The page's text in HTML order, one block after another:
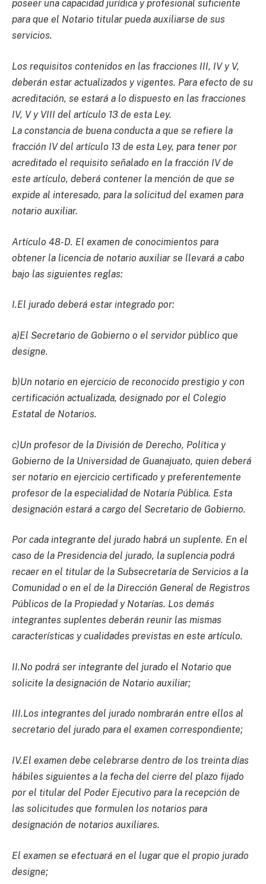
poseer una capacidad jurídica y profesional suficiente
para que el Notario titular pueda auxiliarse de sus
servicios.
Los requisitos contenidos en las fracciones III, IV y V,
deberán estar actualizados y vigentes. Para efecto de su
acreditación, se estará a lo dispuesto en las fracciones
IV, V y VIII del artículo 13 de esta Ley.
La constancia de buena conducta a que se refiere la
fracción IV del artículo 13 de esta Ley, para tener por
acreditado el requisito señalado en la fracción IV de
este artículo, deberá contener la mención de que se
expide al interesado, para la solicitud del examen para
notario auxiliar.
Artículo 48-D. El examen de conocimientos para
obtener la licencia de notario auxiliar se llevará a cabo
bajo las siguientes reglas:
I.El jurado deberá estar integrado por:
a)El Secretario de Gobierno o el servidor público que
designe.
b)Un notario en ejercicio de reconocido prestigio y con
certificación actualizada, designado por el Colegio
Estatal de Notarios.
c)Un profesor de la División de Derecho, Política y
Gobierno de la Universidad de Guanajuato, quien deberá
ser notario en ejercicio certificado y preferentemente
profesor de la especialidad de Notaría Pública. Esta
designación estará a cargo del Secretario de Gobierno.
Por cada integrante del jurado habrá un suplente. En el
caso de la Presidencia del jurado, la suplencia podrá
recaer en el titular de la Subsecretaría de Servicios a la
Comunidad o en el de la Dirección General de Registros
Públicos de la Propiedad y Notarías. Los demás
integrantes suplentes deberán reunir las mismas
características y cualidades previstas en este artículo.
II.No podrá ser integrante del jurado el Notario que
solicite la designación de Notario auxiliar;
III.Los integrantes del jurado nombrarán entre ellos al
secretario del jurado para el examen correspondiente;
IV.El examen debe celebrarse dentro de los treinta días
hábiles siguientes a la fecha del cierre del plazo fijado
por el titular del Poder Ejecutivo para la recepción de
las solicitudes que formulen los notarios para
designación de notarios auxiliares.
El examen se efectuará en el lugar que el propio jurado
designe;